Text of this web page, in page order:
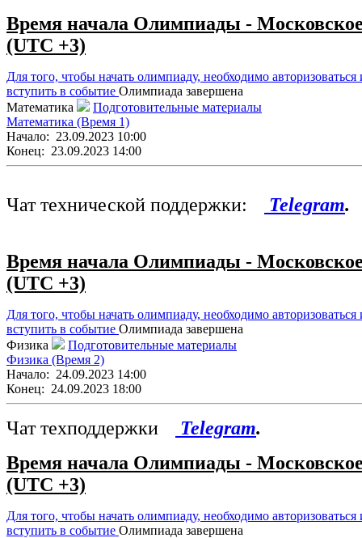
Время начала Олимпиады -
(UTC +3)
Для того, чтобы начать олимпиаду, необходимо авторизоваться
вступить в событие Олимпиада завершена
Математика
Подготовительные материалы
Математика (Время 1)
Начало: 23.09.2023 10:00
Конец: 23.09.2023 14:00
Чат технической поддержки: Telegram.
Время начала Олимпиады -
(UTC +3)
Для того, чтобы начать олимпиаду, необходимо авторизоваться
вступить в событие Олимпиада завершена
Физика
Подготовительные материалы
Физика (Время 2)
Начало: 24.09.2023 14:00
Конец: 24.09.2023 18:00
Чат техподдержки Telegram.
Время начала Олимпиады -
(UTC +3)
Для того, чтобы начать олимпиаду, необходимо авторизоваться
вступить в событие Олимпиада завершена